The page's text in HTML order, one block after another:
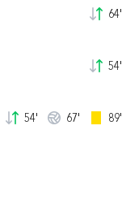
64'
54'
54' 67' 89'